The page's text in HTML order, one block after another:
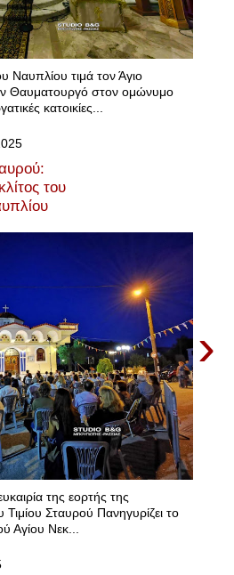
τιμά τον Άγιο
Θαυματουργό στον ομώνυμο
κατοικίες...
του
›
της εορτής της
Σταυρού Πανηγυρίζει το
Αγίου Νεκ...